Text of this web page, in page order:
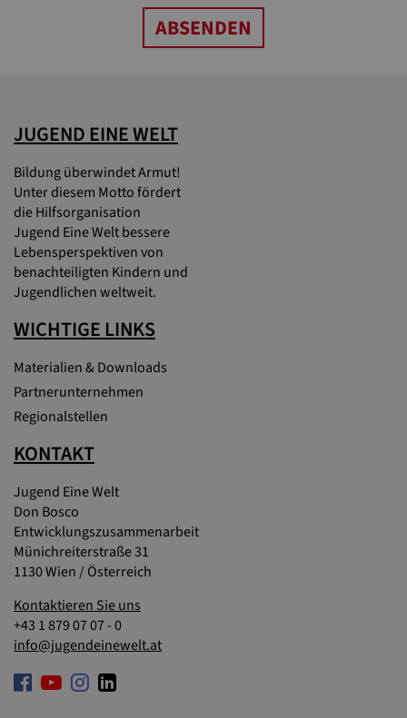
JUGEND EINE WELT
Bildung überwindet Armut!
Unter diesem Motto fördert
die Hilfsorganisation
Jugend Eine Welt bessere
Lebensperspektiven von
benachteiligten Kindern und
Jugendlichen weltweit.
WICHTIGE LINKS
Materialien & Downloads
Partnerunternehmen
Regionalstellen
KONTAKT
Jugend Eine Welt
Don Bosco
Entwicklungszusammenarbeit
Münichreiterstraße 31
1130 Wien / Österreich
Kontaktieren Sie uns
+43 1 879 07 07 - 0
info@jugendeinewelt.at